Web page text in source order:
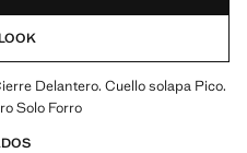
Delantero. Cuello solapa Pico.
Solo Forro